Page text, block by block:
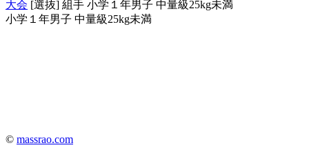
大会 [選抜] 組手 小学１年男子 中量級25kg未満
小学１年男子 中量級25kg未満
© massrao.com